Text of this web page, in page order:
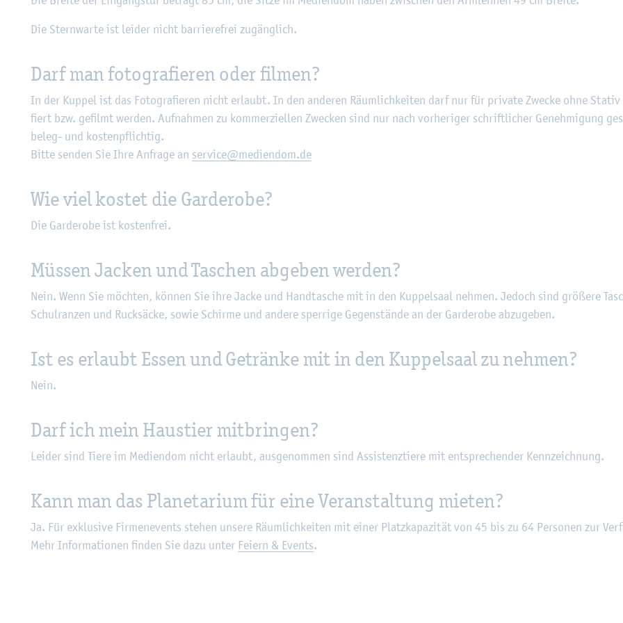
Die Stern­war­te ist lei­der nicht bar­rie­re­frei zu­gäng­lich.
Darf man fo­to­gra­fie­ren oder fil­men?
In der Kup­pel ist das Fo­to­gra­fie­ren nicht er­laubt. In den an­de­ren Räum­lich­kei­ten darf nur für pri­va­te Zwe­cke ohne
fiert bzw. ge­filmt wer­den. Auf­nah­men zu kom­mer­zi­el­len Zwe­cken sind nur nach vor­he­ri­ger schrift­li­cher Ge­neh­mi­gung
beleg- und kos­ten­pflich­tig.
Bitte sen­den Sie Ihre An­fra­ge an ser­vice@​mediendom.​de
Wie viel kos­tet die Gar­de­ro­be?
Die Gar­de­ro­be ist kos­ten­frei.
Müs­sen Ja­cken und Ta­schen ab­ge­ben wer­den?
Nein. Wenn Sie möch­ten, kön­nen Sie ihre Jacke und Hand­ta­sche mit in den Kup­pel­saal neh­men. Je­doch sind grö­ße­re
Schul­ran­zen und Ruck­sä­cke, sowie Schir­me und an­de­re sper­ri­ge Ge­gen­stän­de an der Gar­de­ro­be ab­zu­ge­ben.
Ist es er­laubt Essen und Ge­trän­ke mit in den Kup­pel­saal zu neh­men?
Nein.
Darf ich mein Haus­tier mit­brin­gen?
Lei­der sind Tiere im Me­di­en­dom nicht er­laubt, aus­ge­nom­men sind As­sis­tenz­tie­re mit ent­spre­chen­der Kenn­zeich­nung.
Kann man das Pla­ne­ta­ri­um für eine Ver­an­stal­tung mie­ten?
Ja. Für ex­klu­si­ve Fir­men­e­vents ste­hen un­se­re Räum­lich­kei­ten mit einer Platz­ka­pa­zi­tät von 45 bis zu 64 Per­so­nen zur
Mehr In­for­ma­tio­nen fin­den Sie dazu unter Fei­ern & Events.